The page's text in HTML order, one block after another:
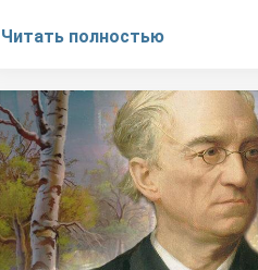
Читать полностью